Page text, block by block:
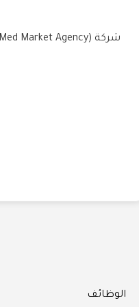
Categories
الوظائف